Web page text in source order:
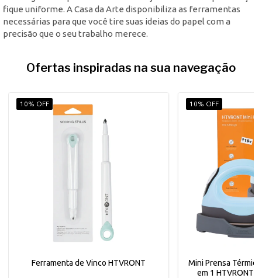
fique uniforme. A Casa da Arte disponibiliza as ferramentas
necessárias para que você tire suas ideias do papel com a
precisão que o seu trabalho merece.
Ofertas inspiradas na sua navegação
10% OFF
Ferramenta de Vinco HTVRONT
10% OFF
Mini Prensa
em 1 HTVRONT